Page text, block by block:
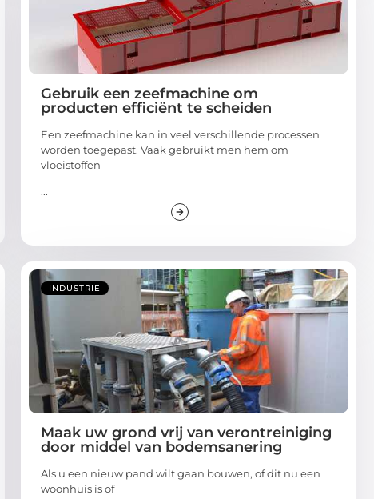
Gebruik een zeefmachine om
producten efficiënt te scheiden
Een zeefmachine kan in veel verschillende processen
worden toegepast. Vaak gebruikt men hem om
vloeistoffen
...
INDUSTRIE
Maak uw grond vrij van verontreiniging
door middel van bodemsanering
Als u een nieuw pand wilt gaan bouwen, of dit nu een
woonhuis is of